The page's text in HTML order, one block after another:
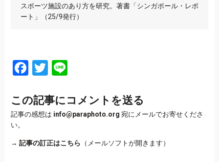
スポーツ施設のあり方を研究。著書「シンガポール・レポ
ート」（25/9発行）
Facebook
Twitter
この記事にコメントを送る
記事の感想は info@paraphoto.org 宛にメールでお寄せくださ
い。
→ 記事の訂正はこちら （メールソフトが開きます）